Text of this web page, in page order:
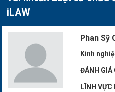
iLAW
Phan Sỹ
Kinh
ĐÁNH GIÁ
LĨNH VỰC